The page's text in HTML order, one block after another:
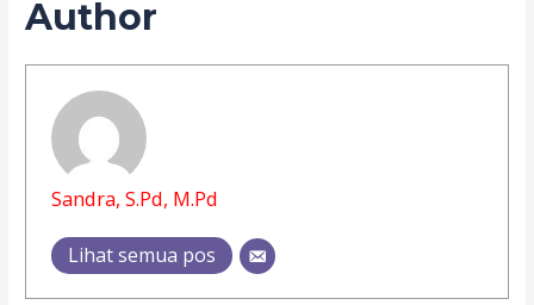
Author
Sandra, S.Pd, M.Pd
Lihat semua pos